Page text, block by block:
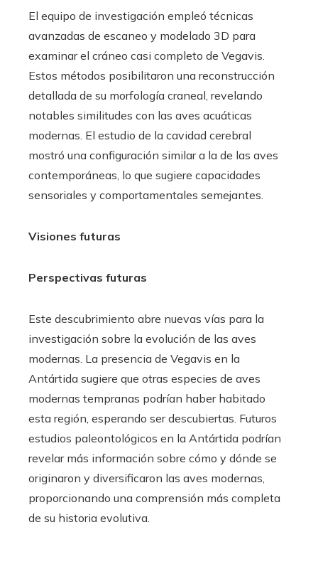
El equipo de investigación empleó técnicas
avanzadas de escaneo y modelado 3D para
examinar el cráneo casi completo de Vegavis.
Estos métodos posibilitaron una reconstrucción
detallada de su morfología craneal, revelando
notables similitudes con las aves acuáticas
modernas. El estudio de la cavidad cerebral
mostró una configuración similar a la de las aves
contemporáneas, lo que sugiere capacidades
sensoriales y comportamentales semejantes.
Visiones futuras
Perspectivas futuras
Este descubrimiento abre nuevas vías para la
investigación sobre la evolución de las aves
modernas. La presencia de Vegavis en la
Antártida sugiere que otras especies de aves
modernas tempranas podrían haber habitado
esta región, esperando ser descubiertas. Futuros
estudios paleontológicos en la Antártida podrían
revelar más información sobre cómo y dónde se
originaron y diversificaron las aves modernas,
proporcionando una comprensión más completa
de su historia evolutiva.